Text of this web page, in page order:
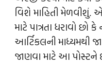
વિશે માહિતી
માટે પાત્રતા ધરાવો
આર્ટિકલની માધ્યમથી
જાણવા માટે આ પોસ્ટને